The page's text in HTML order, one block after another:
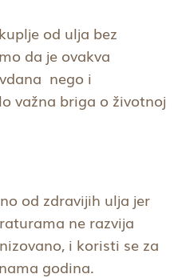
od ulja bez
da je ovakva
nego i
važna briga o životnoj
od zdravijih ulja jer
ne razvija
i koristi se za
godina.